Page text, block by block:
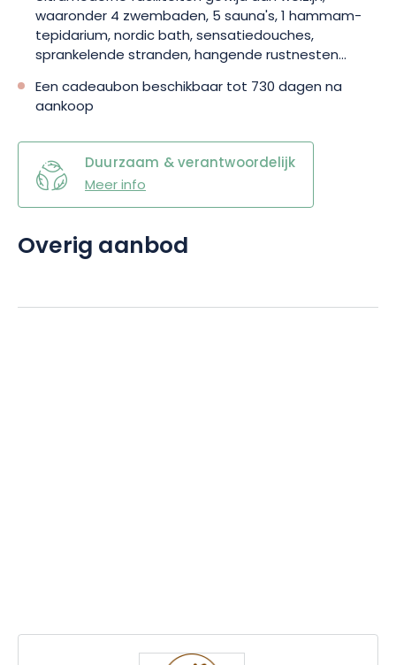
waaronder 4 zwembaden, 5 sauna's, 1 hammam-
tepidarium, nordic bath, sensatiedouches,
sprankelende stranden, hangende rustnesten...
Een cadeaubon beschikbaar tot 730 dagen na
aankoop
Duurzaam & verantwoordelijk
Meer info
Overig aanbod